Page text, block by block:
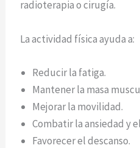
radioterapia o cirugía.
La actividad física ayuda a:
Reducir la fatiga.
Mantener la masa
Mejorar la movilidad.
Combatir la ansiedad y
Favorecer el descanso.